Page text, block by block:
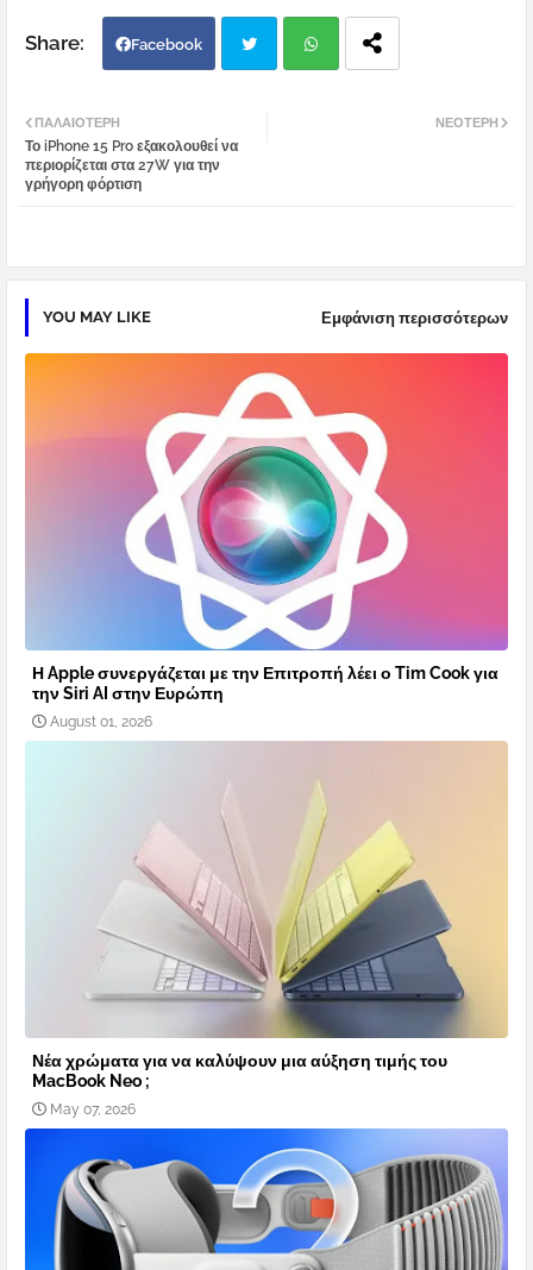
Facebook
tter
ΝΕΌΤΕΡΗ
ΠΑΛΑΙΌΤΕΡΗ
Το iPhone 15 Pro εξακολουθεί να
περιορίζεται στα 27W για την
γρήγορη φόρτιση
YOU MAY LIKE Εμφάνιση περισσότερων
Η Apple συνεργάζεται με την Επιτροπή λέει ο Tim Cook για
την Siri AI στην Ευρώπη
August 01, 2026
Νέα χρώματα για να καλύψουν μια αύξηση τιμής του
MacBook Neo ;
May 07, 2026